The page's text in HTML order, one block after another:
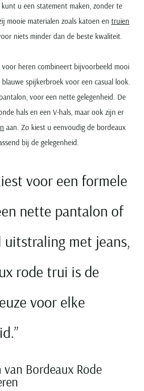
u een statement maken, zonder te
mooie materialen zoals katoen en truien
niets minder dan de beste kwaliteit.
heren combineert bijvoorbeeld mooi
spijkerbroek voor een casual look.
voor een nette gelegenheid. De
hals en een V-hals, maar ook zijn er
aan. Zo kiest u eenvoudig de bordeaux
bij de gelegenheid.
voor een formele
nette pantalon of
uitstraling met jeans,
rode trui is de
voor elke
Bordeaux Rode